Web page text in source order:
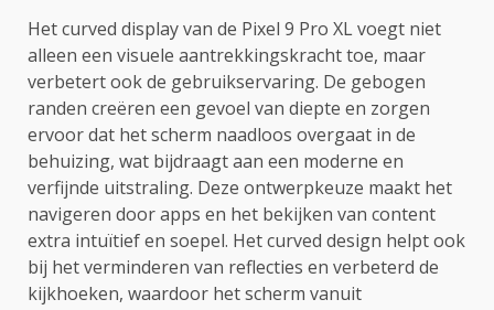
Het curved display van de Pixel 9 Pro XL voegt niet
alleen een visuele aantrekkingskracht toe, maar
verbetert ook de gebruikservaring. De gebogen
randen creëren een gevoel van diepte en zorgen
ervoor dat het scherm naadloos overgaat in de
behuizing, wat bijdraagt aan een moderne en
verfijnde uitstraling. Deze ontwerpkeuze maakt het
navigeren door apps en het bekijken van content
extra intuïtief en soepel. Het curved design helpt ook
bij het verminderen van reflecties en verbeterd de
kijkhoeken, waardoor het scherm vanuit